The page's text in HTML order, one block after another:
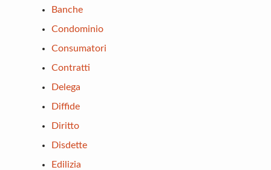
Banche
Condominio
Consumatori
Contratti
Delega
Diffide
Diritto
Disdette
Edilizia